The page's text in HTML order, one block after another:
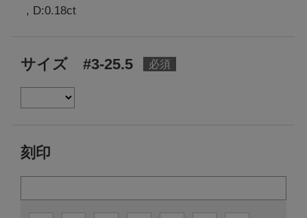
, D:0.18ct
サイズ #3-25.5
刻印